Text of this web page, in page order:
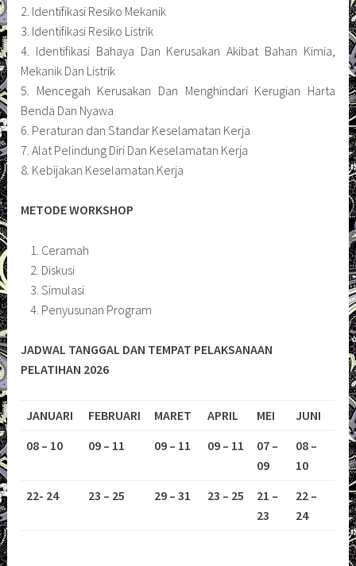
2. Identifikasi Resiko Mekanik
3. Identifikasi Resiko Listrik
4. Identifikasi Bahaya Dan Kerusakan Akibat Bahan Kimia,
Mekanik Dan Listrik
5. Mencegah Kerusakan Dan Menghindari Kerugian Harta
Benda Dan Nyawa
6. Peraturan dan Standar Keselamatan Kerja
7. Alat Pelindung Diri Dan Keselamatan Kerja
8. Kebijakan Keselamatan Kerja
METODE WORKSHOP
Ceramah
Diskusi
Simulasi
Penyusunan Program
JADWAL TANGGAL DAN TEMPAT PELAKSANAAN
PELATIHAN 2026
JANUARI FEBRUARI MARET APRIL MEI
JUNI
08 – 10
09 – 11 09 – 11 09 – 11
07 –
09
08 –
10
22- 24
23 – 25 29 – 31 23 – 25
21 –
23
22 –
24